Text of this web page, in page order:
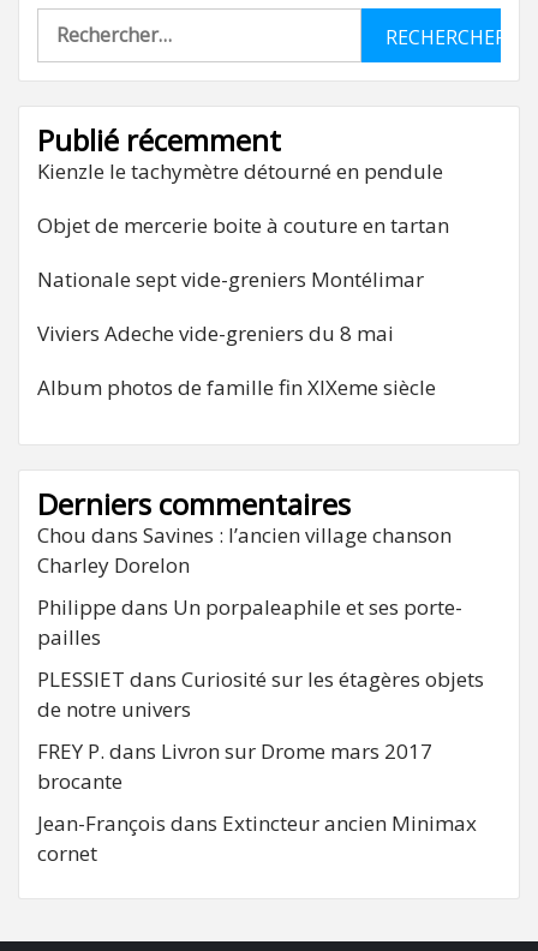
Rechercher :
Publié récemment
Kienzle le tachymètre détourné en pendule
Objet de mercerie boite à couture en tartan
Nationale sept vide-greniers Montélimar
Viviers Adeche vide-greniers du 8 mai
Album photos de famille fin XIXeme siècle
Derniers commentaires
Chou dans Savines : l’ancien village chanson
Charley Dorelon
Philippe dans Un porpaleaphile et ses porte-
pailles
PLESSIET dans Curiosité sur les étagères objets
de notre univers
FREY P. dans Livron sur Drome mars 2017
brocante
Jean-François dans Extincteur ancien Minimax
cornet